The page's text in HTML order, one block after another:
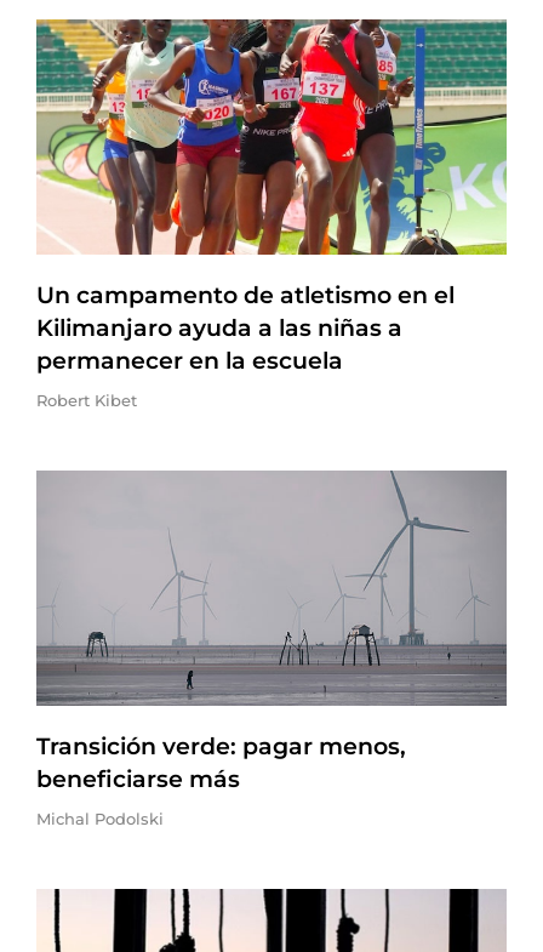
Un campamento de atletismo en el
Kilimanjaro ayuda a las niñas a
permanecer en la escuela
Robert Kibet
Transición verde: pagar menos,
beneficiarse más
Michal Podolski